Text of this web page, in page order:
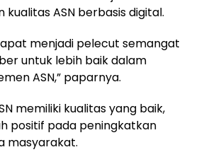
ASN berbasis digital.
menjadi pelecut semangat
untuk lebih baik dalam
ASN,” paparnya.
memiliki kualitas yang baik,
positif pada peningkatkan
masyarakat.